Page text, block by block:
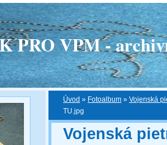
PRO VPM -
Úvod » Fotoalbum » Vojenská
TU.jpg
Vojenská